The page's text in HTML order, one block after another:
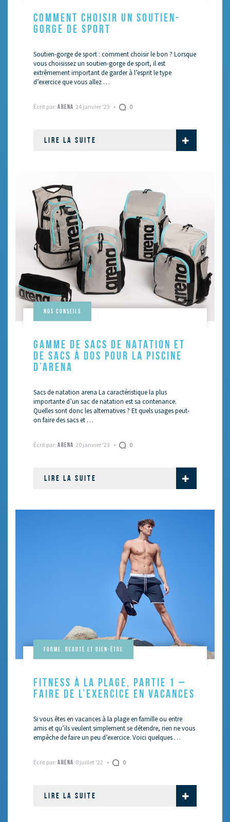
COMMENT CHOISIR UN SOUTIEN-
GORGE DE SPORT
Soutien-gorge de sport : comment choisir le bon ? Lorsque
vous choisissez un soutien-gorge de sport, il est
extrêmement important de garder à l’esprit le type
d’exercice que vous allez …
Écrit par: ARENA 24 janvier '23 0
LIRE LA SUITE
Nos conseils
GAMME DE SACS DE NATATION ET
DE SACS À DOS POUR LA PISCINE
D’ARENA
Sacs de natation arena La caractéristique la plus
importante d’un sac de natation est sa contenance.
Quelles sont donc les alternatives ? Et quels usages peut-
on faire des sacs et …
Écrit par: ARENA 20 janvier '23 0
LIRE LA SUITE
Forme, beauté et bien-être
FITNESS À LA PLAGE, PARTIE 1 –
FAIRE DE L’EXERCICE EN VACANCES
Si vous êtes en vacances à la plage en famille ou entre
amis et qu’ils veulent simplement se détendre, rien ne vous
empêche de faire un peu d’exercice. Voici quelques …
Écrit par: ARENA 8 juillet '22 0
LIRE LA SUITE